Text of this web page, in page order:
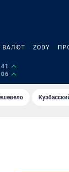
ВАЛЮТ ZODY